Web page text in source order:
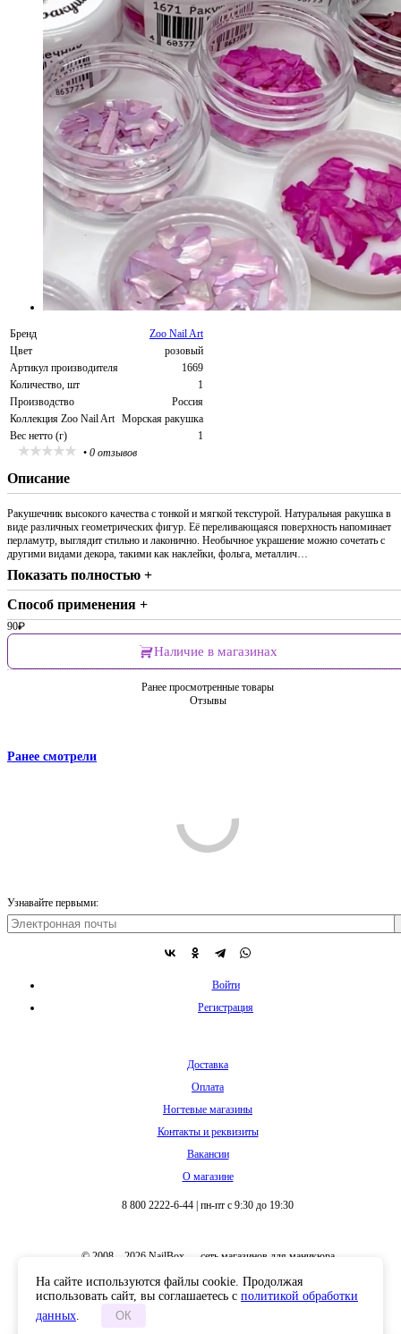
Бренд
Zoo Nail Art
Цвет
розовый
Артикул производителя
1669
Количество, шт
1
Производство
Россия
Коллекция Zoo Nail Art Морская ракушка
Вес нетто (г)
1
• 0 отзывов
Описание
Ракушечник высокого качества с тонкой и мягкой текстурой. Натуральная ракушка в
виде различных геометрических фигур. Её переливающаяся поверхность напоминает
перламутр, выглядит стильно и лаконично. Необычное украшение можно сочетать с
другими видами декора, такими как наклейки, фольга, металлич…
Показать полностью +
Способ применения +
90₽
Наличие в магазинах
Ранее просмотренные товары
Отзывы
Ранее смотрели
Доставка
Оплата
Вакансии
8 800 2222-6-44
© 2008 – 2026 NailBox — сеть магазинов для маникюра
Полная версия сайта
На сайте используются файлы cookie. Продолжая
использовать сайт, вы соглашаетесь с политикой обработки
данных. ОК